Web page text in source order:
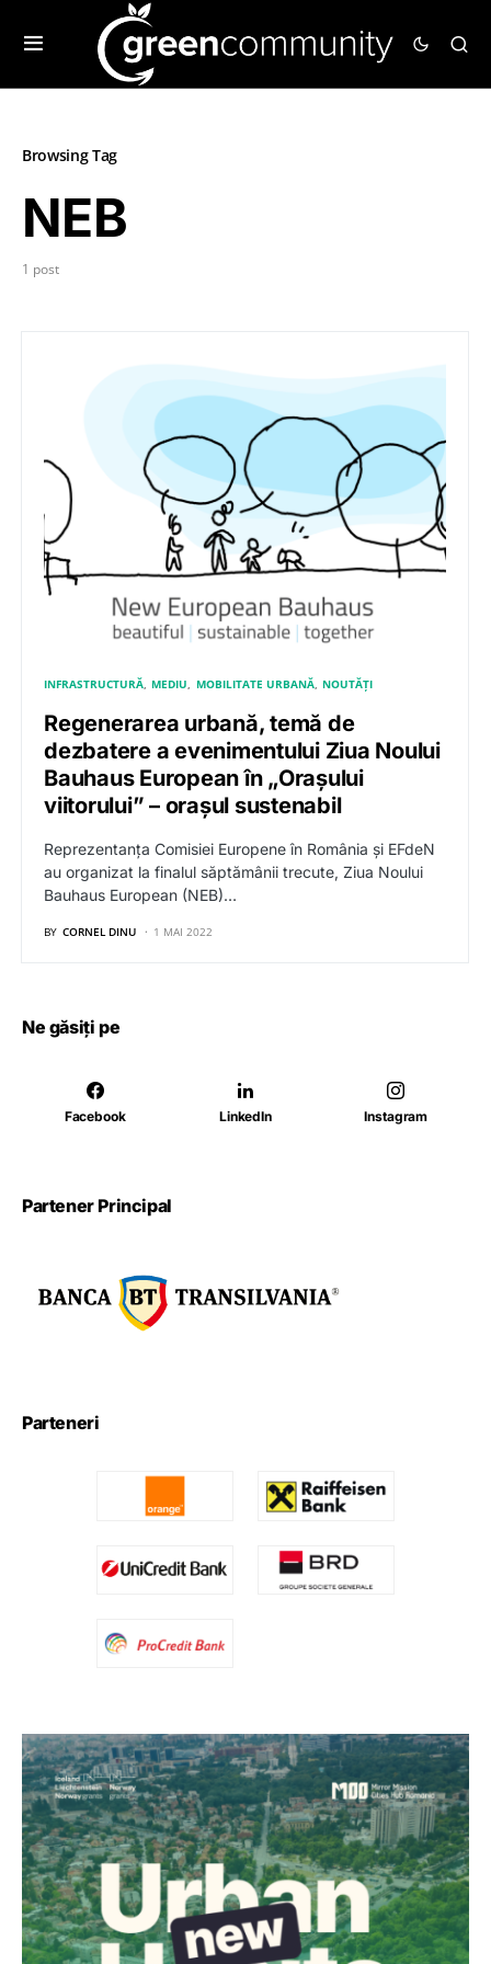
Browsing Tag
NEB
1 post
INFRASTRUCTURĂ MEDIU MOBILITATE URBANĂ NOUTĂȚI
Regenerarea urbană, temă de
dezbatere a evenimentului Ziua Noului
Bauhaus European în „Orașului
viitorului” – orașul sustenabil
Reprezentanța Comisiei Europene în România și EFdeN
au organizat la finalul săptămânii trecute, Ziua Noului
Bauhaus European (NEB)…
BY CORNEL DINU 1 MAI 2022
Ne găsiți pe
Facebook LinkedIn Instagram
Partener Principal
Parteneri